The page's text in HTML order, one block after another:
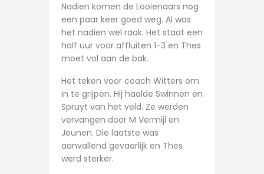
Nadien komen de Looienaars nog
een paar keer goed weg. Al was
het nadien wel raak. Het staat een
half uur voor affluiten 1-3 en Thes
moet vol aan de bak.
Het teken voor coach Witters om
in te grijpen. Hij haalde Swinnen en
Spruyt van het veld. Ze werden
vervangen door M Vermijl en
Jeunen. Die laatste was
aanvallend gevaarlijk en Thes
werd sterker.